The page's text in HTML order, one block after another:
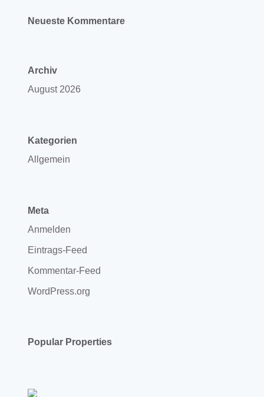
Neueste Kommentare
Archiv
August 2026
Kategorien
Allgemein
Meta
Anmelden
Eintrags-Feed
Kommentar-Feed
WordPress.org
Popular Properties